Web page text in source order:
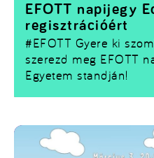
#EFOTT Gyere ki
szerezd meg EFOTT
Egyetem standján!
EFOTT napijegy
regisztrációért